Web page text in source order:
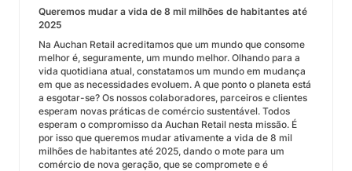
Queremos mudar a vida de 8 mil milhões de habitantes até
2025
Na Auchan Retail acreditamos que um mundo que consome
melhor é, seguramente, um mundo melhor. Olhando para a
vida quotidiana atual, constatamos um mundo em mudança
em que as necessidades evoluem. A que ponto o planeta está
a esgotar-se? Os nossos colaboradores, parceiros e clientes
esperam novas práticas de comércio sustentável. Todos
esperam o compromisso da Auchan Retail nesta missão. É
por isso que queremos mudar ativamente a vida de 8 mil
milhões de habitantes até 2025, dando o mote para um
comércio de nova geração, que se compromete e é